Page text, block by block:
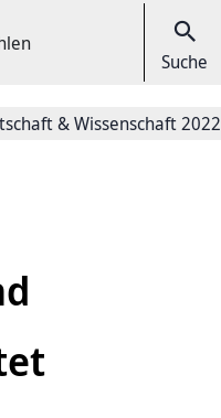
Suche
& Wissenschaft 2022